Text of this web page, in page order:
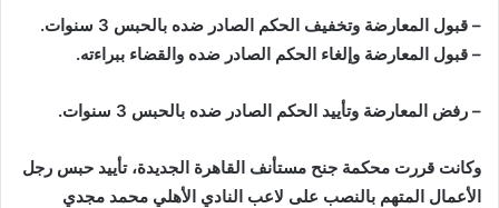
– قبول المعارضة وتخفيف الحكم الصادر ضده بالحبس 3 سنوات.
– قبول المعارضة وإلغاء الحكم الصادر ضده والقضاء ببراءته.
– رفض المعارضة وتأييد الحكم الصادر ضده بالحبس 3 سنوات.
وكانت قررت محكمة جنح مستأنف القاهرة الجديدة، تأييد حبس رجل
الأعمال المتهم بالنصب على لاعب النادي الأهلي محمد مجدي